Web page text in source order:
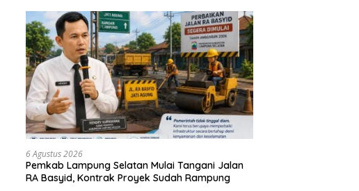
6 Agustus 2026
Pemkab Lampung Selatan Mulai Tangani Jalan
RA Basyid, Kontrak Proyek Sudah Rampung